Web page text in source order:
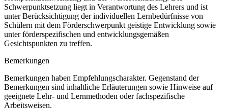
Schwerpunktsetzung liegt in Verantwortung des Lehrers und ist
unter Berücksichtigung der individuellen Lernbedürfnisse von
Schülern mit dem Förderschwerpunkt geistige Entwicklung sowie
unter förderspezifischen und entwicklungsgemäßen
Gesichtspunkten zu treffen.
Bemerkungen
Bemerkungen haben Empfehlungscharakter. Gegenstand der
Bemerkungen sind inhaltliche Erläuterungen sowie Hinweise auf
geeignete Lehr- und Lernmethoden oder fachspezifische
Arbeitsweisen.